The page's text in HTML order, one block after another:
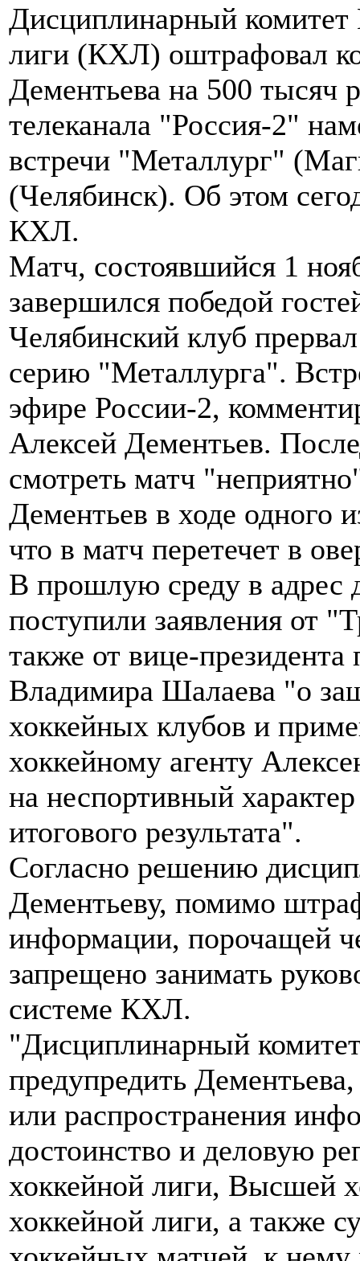
Дисциплинарный комитет
лиги (КХЛ) оштрафовал
Дементьева на 500 тысяч
телеканала "Россия-2"
встречи "Металлург"
(Челябинск). Об этом
КХЛ.
Матч, состоявшийся 1
завершился победой
Челябинский клуб
серию "Металлурга".
эфире России-2,
Алексей Дементьев.
смотреть матч
Дементьев в ходе одного
что в матч перетечет в
В прошлую среду в адрес
поступили заявления от
также от вице-
Владимира Шалаева "о
хоккейных клубов и
хоккейному агенту
на неспортивный
итогового результата".
Согласно решению
Дементьеву, помимо
информации, порочащей
запрещено занимать
системе КХЛ.
"Дисциплинарный
предупредить
или распространения
достоинство и деловую
хоккейной лиги, Высшей
хоккейной лиги, а также